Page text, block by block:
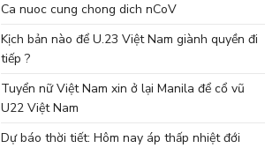
Ca nuoc cung chong dich nCoV
Kịch bản nào để U.23 Việt Nam giành quyền đi
tiếp ?
Tuyển nữ Việt Nam xin ở lại Manila để cổ vũ
U22 Việt Nam
Dự báo thời tiết: Hôm nay áp thấp nhiệt đới